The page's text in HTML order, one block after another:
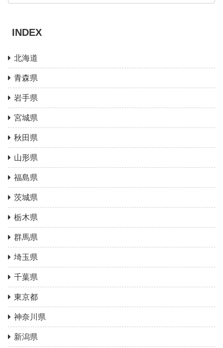
INDEX
北海道
青森県
岩手県
宮城県
秋田県
山形県
福島県
茨城県
栃木県
群馬県
埼玉県
千葉県
東京都
神奈川県
新潟県